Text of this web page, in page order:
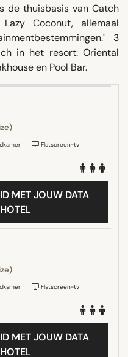
de thuisbasis van Catch
Coconut, allemaal
3
in het resort: Oriental
en Pool Bar.
Flatscreen-tv
MET JOUW DATA
Flatscreen-tv
MET JOUW DATA